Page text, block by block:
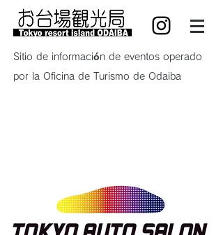
Sitio de información de eventos operado
por la Oficina de Turismo de Odaiba